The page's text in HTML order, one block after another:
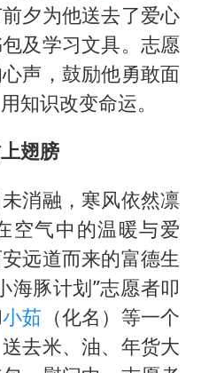
夕为他送去了爱心
及学习文具。志愿
声，鼓励他勇敢面
知识改变命运。
翅膀
消融，寒风依然凛
空气中的温暖与爱
远道而来的富德生
海豚计划”志愿者叩
小茹 （化名）等一个
去米、油、年货大